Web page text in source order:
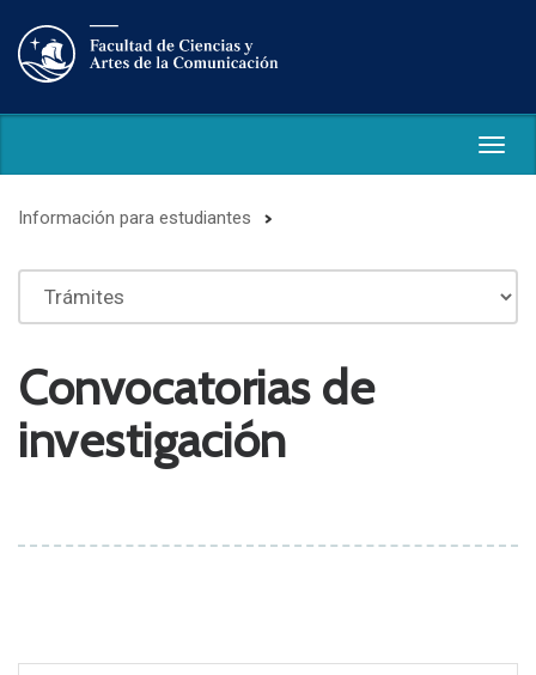
Información para estudiantes
Convocatorias de
investigación